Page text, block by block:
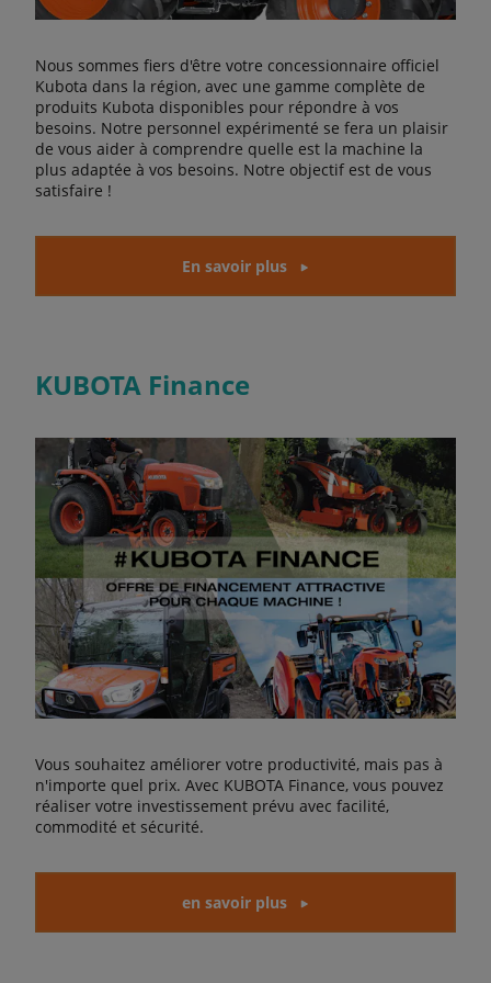
Nous sommes fiers d'être votre concessionnaire officiel
Kubota dans la région, avec une gamme complète de
produits Kubota disponibles pour répondre à vos
besoins. Notre personnel expérimenté se fera un plaisir
de vous aider à comprendre quelle est la machine la
plus adaptée à vos besoins. Notre objectif est de vous
satisfaire !
En savoir plus
KUBOTA Finance
Vous souhaitez améliorer votre productivité, mais pas à
n'importe quel prix. Avec KUBOTA Finance, vous pouvez
réaliser votre investissement prévu avec facilité,
commodité et sécurité.
en savoir plus